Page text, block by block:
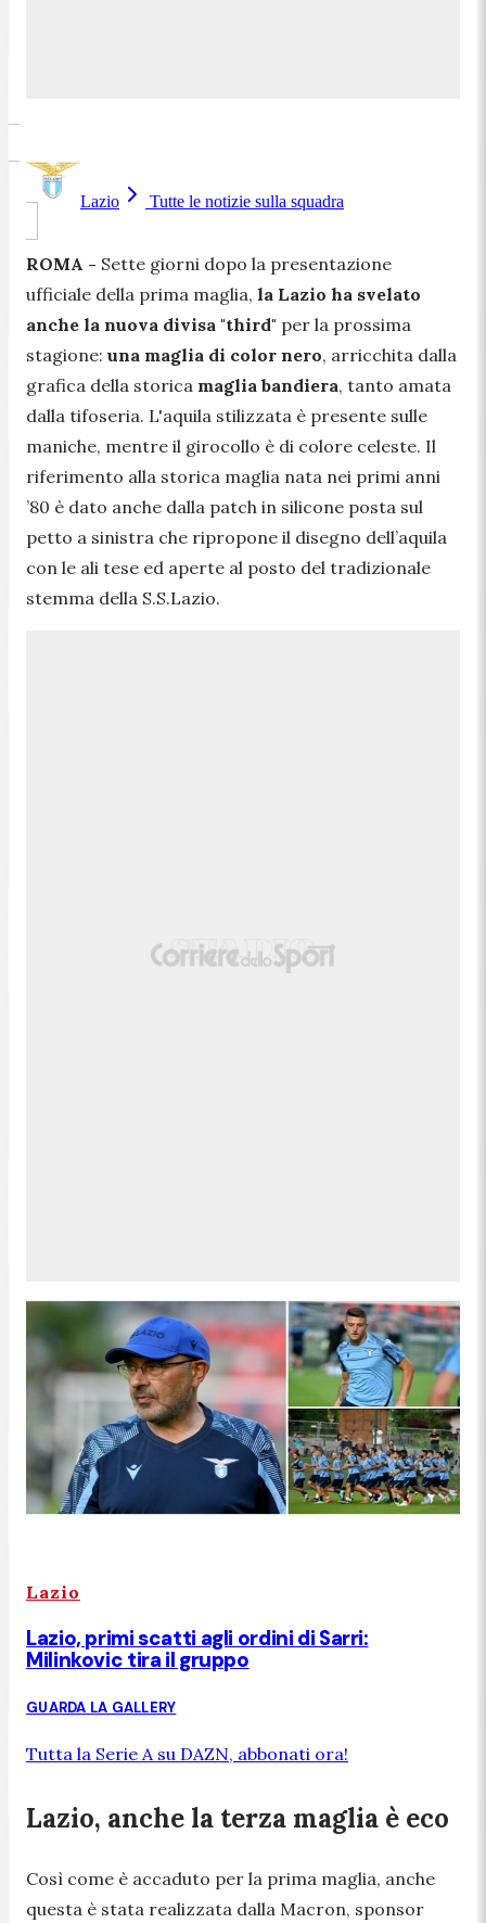
Lazio Tutte le notizie sulla squadra
ROMA - Sette giorni dopo la presentazione
ufficiale della prima maglia, la Lazio ha svelato
anche la nuova divisa "third" per la prossima
stagione: una maglia di color nero, arricchita dalla
grafica della storica maglia bandiera, tanto amata
dalla tifoseria. L'aquila stilizzata è presente sulle
maniche, mentre il girocollo è di colore celeste. Il
riferimento alla storica maglia nata nei primi anni
’80 è dato anche dalla patch in silicone posta sul
petto a sinistra che ripropone il disegno dell’aquila
con le ali tese ed aperte al posto del tradizionale
stemma della S.S.Lazio.
Lazio
Lazio, primi scatti agli ordini di Sarri:
Milinkovic tira il gruppo
GUARDA LA GALLERY
Tutta la Serie A su DAZN, abbonati ora!
Lazio, anche la terza maglia è eco
Così come è accaduto per la prima maglia, anche
questa è stata realizzata dalla Macron, sponsor